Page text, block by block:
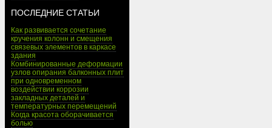
ПОСЛЕДНИЕ СТАТЬИ
Как развивается сочетание
кручения колонн и смещения
связевых элементов в каркасе
здания
Комбинированные деформации
узлов опирания балконных плит
при одновременном
воздействии коррозии
закладных деталей и
температурных перемещений
Когда красота оборачивается
болью